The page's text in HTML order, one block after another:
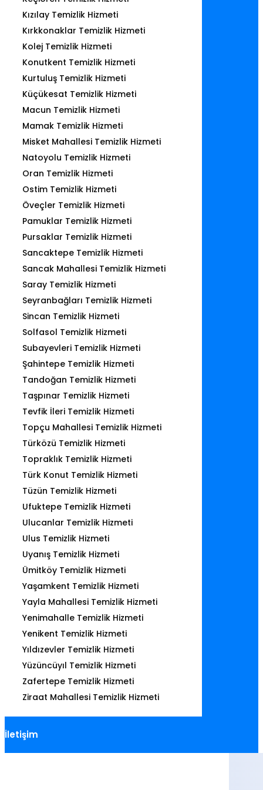
Kızılay Temizlik Hizmeti
Kırkkonaklar Temizlik Hizmeti
Kolej Temizlik Hizmeti
Konutkent Temizlik Hizmeti
Kurtuluş Temizlik Hizmeti
Küçükesat Temizlik Hizmeti
Macun Temizlik Hizmeti
Mamak Temizlik Hizmeti
Misket Mahallesi Temizlik Hizmeti
Natoyolu Temizlik Hizmeti
Oran Temizlik Hizmeti
Ostim Temizlik Hizmeti
Öveçler Temizlik Hizmeti
Pamuklar Temizlik Hizmeti
Pursaklar Temizlik Hizmeti
Sancaktepe Temizlik Hizmeti
Sancak Mahallesi Temizlik Hizmeti
Saray Temizlik Hizmeti
Seyranbağları Temizlik Hizmeti
Sincan Temizlik Hizmeti
Solfasol Temizlik Hizmeti
Subayevleri Temizlik Hizmeti
Şahintepe Temizlik Hizmeti
Tandoğan Temizlik Hizmeti
Taşpınar Temizlik Hizmeti
Tevfik İleri Temizlik Hizmeti
Topçu Mahallesi Temizlik Hizmeti
Türközü Temizlik Hizmeti
Topraklık Temizlik Hizmeti
Türk Konut Temizlik Hizmeti
Tüzün Temizlik Hizmeti
Ufuktepe Temizlik Hizmeti
Ulucanlar Temizlik Hizmeti
Ulus Temizlik Hizmeti
Uyanış Temizlik Hizmeti
Ümitköy Temizlik Hizmeti
Yaşamkent Temizlik Hizmeti
Yayla Mahallesi Temizlik Hizmeti
Yenimahalle Temizlik Hizmeti
Yenikent Temizlik Hizmeti
Yıldızevler Temizlik Hizmeti
Yüzüncüyıl Temizlik Hizmeti
Zafertepe Temizlik Hizmeti
Ziraat Mahallesi Temizlik Hizmeti
İletişim